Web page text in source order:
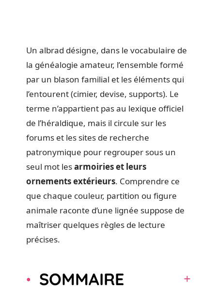
Un albrad désigne, dans le vocabulaire de
la généalogie amateur, l’ensemble formé
par un blason familial et les éléments qui
l’entourent (cimier, devise, supports). Le
terme n’appartient pas au lexique officiel
de l’héraldique, mais il circule sur les
forums et les sites de recherche
patronymique pour regrouper sous un
seul mot lesarmoiries et leurs
ornements extérieurs. Comprendre ce
que chaque couleur, partition ou figure
animale raconte d’une lignée suppose de
maîtriser quelques règles de lecture
précises.
SOMMAIRE